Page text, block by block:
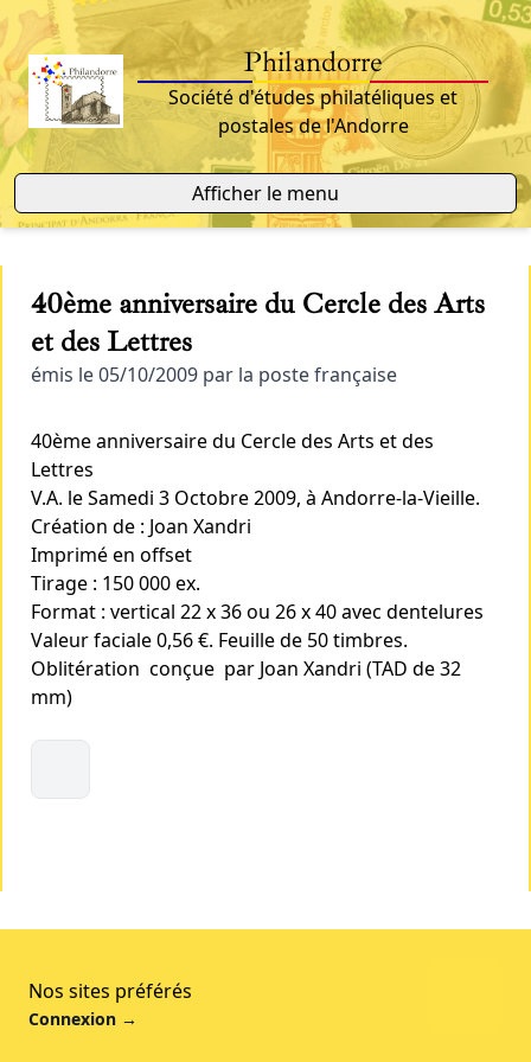
Philandorre
Société d'études philatéliques et
postales de l'Andorre
Afficher le menu
40ème anniversaire du Cercle des Arts
et des Lettres
émis le 05/10/2009 par la poste française
40ème anniversaire du Cercle des Arts et des
Lettres
V.A. le Samedi 3 Octobre 2009, à Andorre-la-Vieille.
Création de : Joan Xandri
Imprimé en offset
Tirage : 150 000 ex.
Format : vertical 22 x 36 ou 26 x 40 avec dentelures
Valeur faciale 0,56 €. Feuille de 50 timbres.
Oblitération conçue par Joan Xandri (TAD de 32
mm)
Nos sites préférés
Connexion →